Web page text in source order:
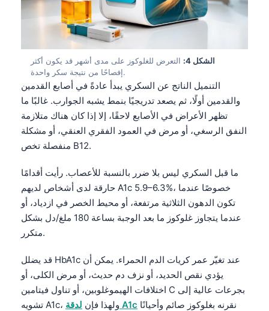
الشكل 4:
التعرض للغلوكوز على مدى أشهر قد يكون أكثر
إفصاحًا من نتيجة سكر واحدة.
التنميل الناتج عن السكري يبدأ عادةً في أصابع القدمين
والقدمين أولًا، ثم يصعد تدريجيًا بنمط يشبه الجوارب. غالبًا ما
تظهر الأعراض في الأصابع لاحقًا، إلا إذا كان هناك متلازمة
النفق الرسغي، أو مرض في العمود الفقري العنقي، أو مشكلة
منفصلة تخص B12.
ما قبل السكري ليس بلا ضرر بالنسبة للأعصاب. رأيت أقدامًا
حارقة لدى أشخاص لديهم A1c 5.9–6.3%، خصوصًا عندما
تكون الدهون الثلاثية مرتفعة، أو محيط الخصر في ازدياد، أو
عندما يتجاوز غلوكوز ما بعد الوجبة بساعة 180 ملغ/دل بشكل
متكرر.
قد يضلل HbA1c عند تغيّر عمر كريات الدم الحمراء. يمكن أن
يؤدي نقص الحديد، أو نزف دم حديث، أو مرض الكلى، أو
اختلافات الهيموغلوبين، أو تناول فيتامين C بجرعات عالية إلى
تشويه A1c، ولهذا فإن لدقة A1c